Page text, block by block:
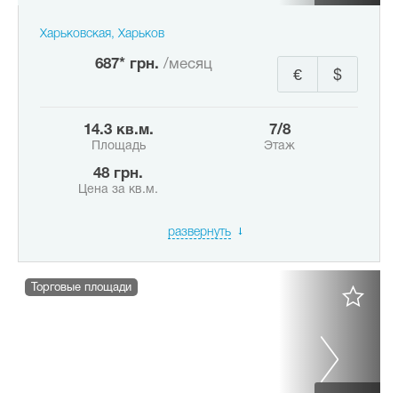
Харьковская, Харьков
687* грн. /месяц
$
€
14.3 кв.м.
Площадь
7/8
Этаж
48 грн.
Цена за кв.м.
развернуть
Торговые площади